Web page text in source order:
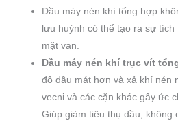
Dầu máy nén khí tổng hợp
lưu huỳnh có thể tạo ra sự
mặt van.
Dầu máy nén khí trục vít
độ dầu mát hơn và xả khí nén
vecni và các cặn khác gây ức
Giúp giảm tiêu thụ dầu, không